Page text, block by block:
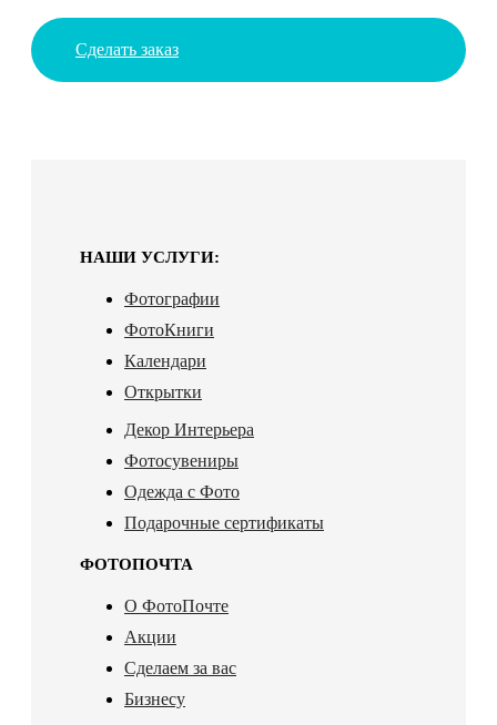
Сделать заказ
НАШИ УСЛУГИ:
Фотографии
ФотоКниги
Календари
Открытки
Декор Интерьера
Фотосувениры
Одежда с Фото
Подарочные сертификаты
ФОТОПОЧТА
О ФотоПочте
Акции
Сделаем за вас
Бизнесу